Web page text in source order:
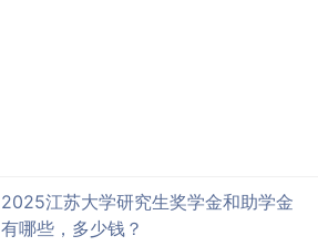
2025江苏大学研究生奖学金和助学金
有哪些，多少钱？